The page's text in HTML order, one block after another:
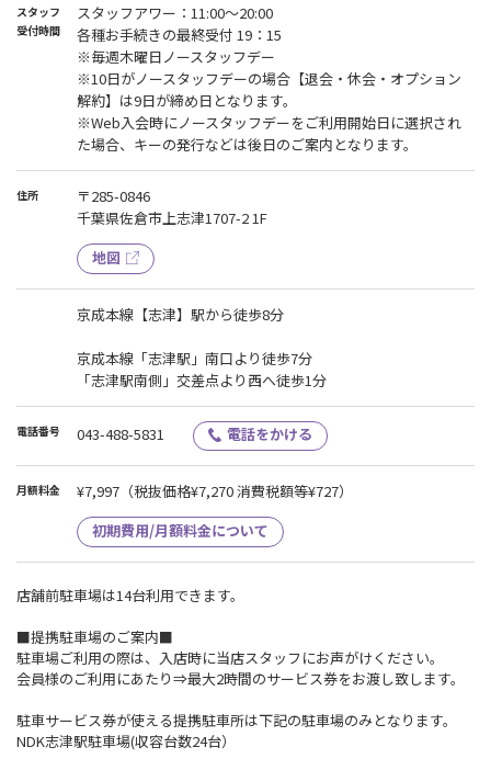
スタッフ
受付時間
スタッフアワー：11:00～20:00
各種お手続きの最終受付 19：15
※毎週木曜日ノースタッフデー
※10日がノースタッフデーの場合【退会・休会・オプション
解約】は9日が締め日となります。
※Web入会時にノースタッフデーをご利用開始日に選択され
た場合、キーの発行などは後日のご案内となります。
住所
〒285-0846
千葉県佐倉市上志津1707-2 1F
地図
京成本線【志津】駅から徒歩8分
京成本線「志津駅」南口より徒歩7分
「志津駅南側」交差点より西へ徒歩1分
電話番号 043-488-5831 電話をかける
月額料金 ¥7,997 （税抜価格¥7,270 消費税額等¥727）
初期費用/月額料金について
店舗前駐車場は14台利用できます。
■提携駐車場のご案内■
駐車場ご利用の際は、入店時に当店スタッフにお声がけください。
会員様のご利用にあたり⇒最大2時間のサービス券をお渡し致します。
駐車サービス券が使える提携駐車所は下記の駐車場のみとなります。
NDK志津駅駐車場(収容台数24台）